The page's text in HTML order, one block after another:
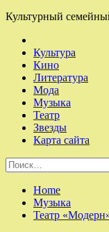
Культурный
Культура
Кино
Литература
Мода
Музыка
Театр
Звезды
Карта сайта
Найти:
Home
Музыка
Театр